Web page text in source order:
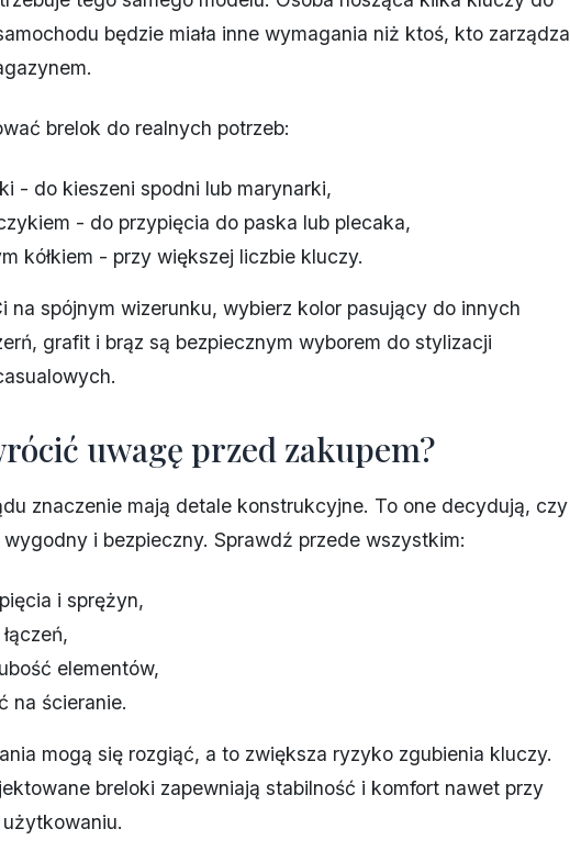
będzie miała inne wymagania niż ktoś, kto zarządza
brelok do realnych potrzeb:
- do kieszeni spodni lub marynarki,
- do przypięcia do paska lub plecaka,
kółkiem - przy większej liczbie kluczy.
na spójnym wizerunku, wybierz kolor pasujący do innych
grafit i brąz są bezpiecznym wyborem do stylizacji
uwagę przed zakupem?
znaczenie mają detale konstrukcyjne. To one decydują, czy
i bezpieczny. Sprawdź przede wszystkim:
i sprężyn,
elementów,
na ścieranie.
mogą się rozgiąć, a to zwiększa ryzyko zgubienia kluczy.
breloki zapewniają stabilność i komfort nawet przy